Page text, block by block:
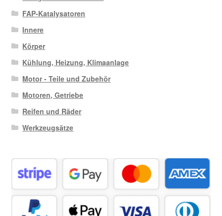
FAP-Katalysatoren
Innere
Körper
Kühlung, Heizung, Klimaanlage
Motor - Teile und Zubehör
Motoren, Getriebe
Reifen und Räder
Werkzeugsätze